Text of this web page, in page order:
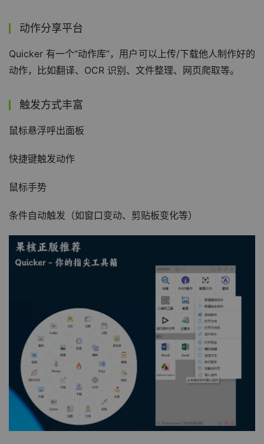
动作分享平台
Quicker 有一个“动作库”，用户可以上传/下载他人制作好的
动作，比如翻译、OCR 识别、文件整理、网页爬取等。
触发方式丰富
鼠标悬浮呼出面板
快捷键触发动作
鼠标手势
条件自动触发（如窗口变动、剪贴板变化等）